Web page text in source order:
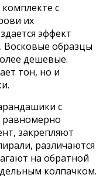
с
их
эффект
Восковые образцы
дешевые.
тон, но и
с
закрепляют
различаются
на обратной
колпачком.